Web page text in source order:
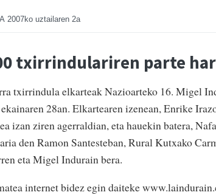
2007ko uztailaren 2a
txirrindulariren parte
txirrindula elkarteak Nazioarteko 16. Migel
28an. Elkartearen izenean, Enrike
izan ziren agerraldian, eta hauekin batera,
den Ramon Santesteban, Rural Kutxako
eta Migel Indurain bera.
internet bidez egin daiteke